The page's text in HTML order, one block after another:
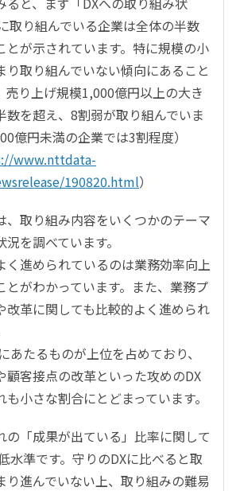
取り組んでいる企業は全体の半数
とが示されています。特に規模の小
り取り組んでいない傾向にあること
売り上げ規模1,000億円以上の大き
数を超え、8割弱が取り組んでいま
億円未満の企業では3割程度）
www.nttdata-
190820.html）
、取り組み内容をいくつかのテーマ
を調べています。
く進められているのは業務効率向上
とがわかっています。また、業務プ
改革に関しても比較的よく進められ
あたるものが上位を占めており、
顧客接点の改革といった攻めのDX
小さな割合にとどまっています。
の「成果が出ている」比率に関して
水準です。守りのDXに比べると取
り進んでいない上、取り組みの難易